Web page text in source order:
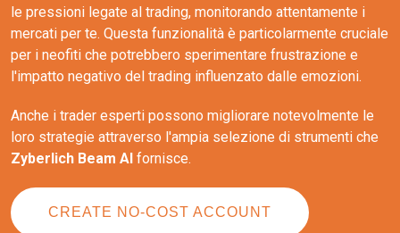
le pressioni legate al trading, monitorando attentamente i
mercati per te. Questa funzionalità è particolarmente cruciale
per i neofiti che potrebbero sperimentare frustrazione e
l'impatto negativo del trading influenzato dalle emozioni.
Anche i trader esperti possono migliorare notevolmente le
loro strategie attraverso l'ampia selezione di strumenti che
Zyberlich Beam AI fornisce.
CREATE NO-COST ACCOUNT